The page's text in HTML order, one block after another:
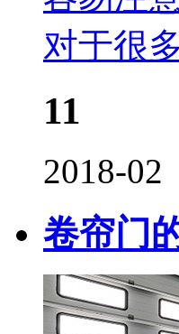
对于很
11
2018-02
卷帘门